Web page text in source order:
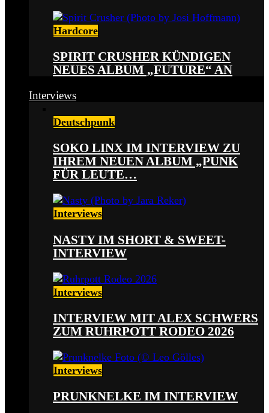
Hardcore
SPIRIT CRUSHER KÜNDIGEN
NEUES ALBUM „FUTURE“ AN
Interviews
Deutschpunk
SOKO LINX IM INTERVIEW ZU
IHREM NEUEN ALBUM „PUNK
FÜR LEUTE…
Interviews
NASTY IM SHORT & SWEET-
INTERVIEW
Interviews
INTERVIEW MIT ALEX SCHWERS
ZUM RUHRPOTT RODEO 2026
Interviews
PRUNKNELKE IM INTERVIEW